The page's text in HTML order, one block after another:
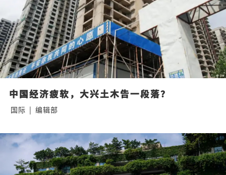
中国经济疲软，大兴土木告一段落？
国际 | 编辑部